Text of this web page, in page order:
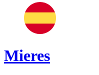
Mieres